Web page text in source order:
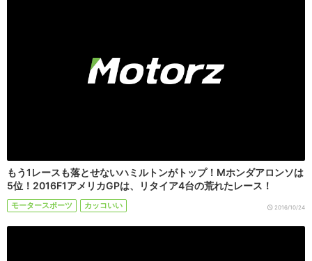
もう1レースも落とせないハミルトンがトップ！Mホンダアロンソは
5位！2016F1アメリカGPは、リタイア4台の荒れたレース！
モータースポーツ カッコいい 2016/10/24